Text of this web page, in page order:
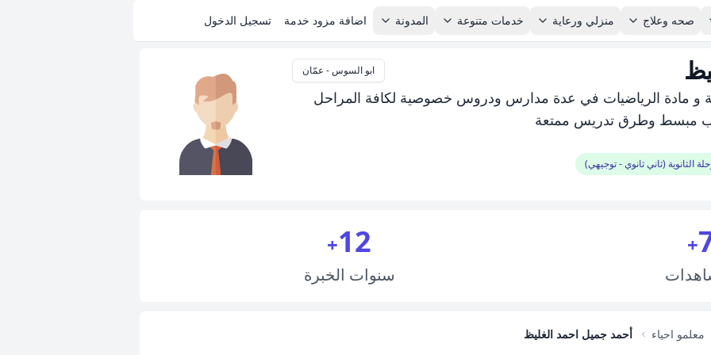
صحه وعلاج منزلي ورعاية خدمات متنوعة المدونة اضافة مزود خدمة تسجيل الدخول
ابو السوس - عمّان
و مادة الرياضيات في عدة مدارس ودروس خصوصية لكافة المراحل
مبسط وطرق تدريس ممتعة
الثانوية (ثاني ثانوي - توجيهي)
+
12
+
سنوات الخبرة
معلمو احياء أحمد جميل احمد الغليظ